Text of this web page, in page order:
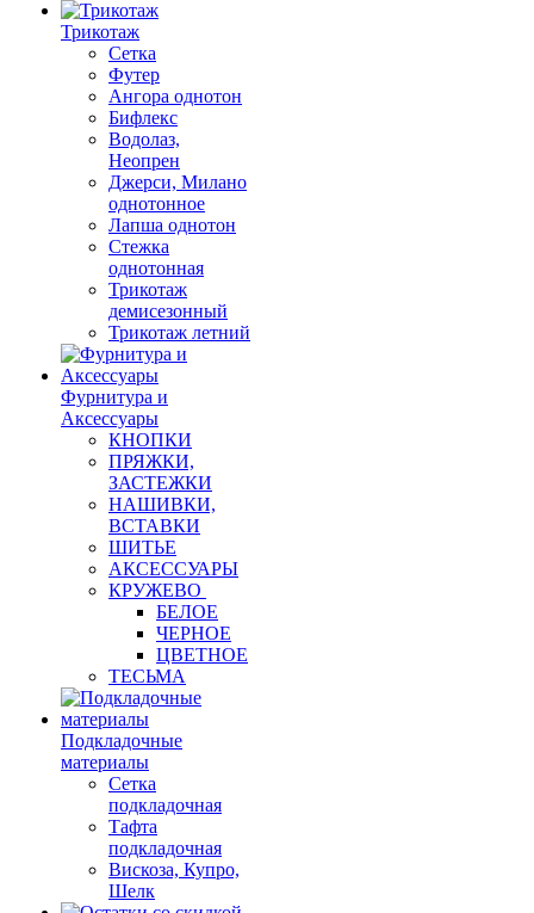
Трикотаж
Сетка
Футер
Ангора однотон
Бифлекс
Водолаз,
Неопрен
Джерси, Милано
однотонное
Лапша однотон
Стежка
однотонная
Трикотаж
демисезонный
Трикотаж летний
Фурнитура и
Аксессуары
КНОПКИ
ПРЯЖКИ,
ЗАСТЕЖКИ
НАШИВКИ,
ВСТАВКИ
ШИТЬЕ
АКСЕССУАРЫ
КРУЖЕВО
БЕЛОЕ
ЧЕРНОЕ
ЦВЕТНОЕ
ТЕСЬМА
Подкладочные
материалы
Сетка
подкладочная
Тафта
подкладочная
Вискоза, Купро,
Шелк